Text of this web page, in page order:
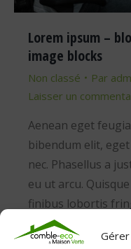
Lorem ipsum –
image blocks
Non classé Par
Laisser un
Aenean eget
bibendum elit,
nec. Phasellus a
eu ut arcu.
finibus lobortis
non volutpat.